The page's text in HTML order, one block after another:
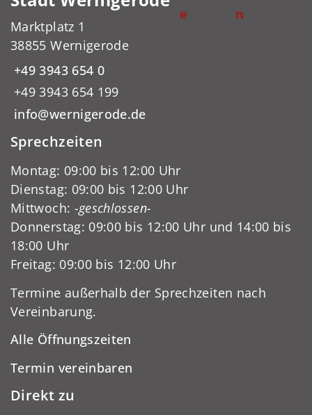
e
n
Marktplatz 1
38855 Wernigerode
+49 3943 654 0
+49 3943 654 199
info@wernigerode.de
Sprechzeiten
Montag: 09:00 bis 12:00 Uhr
Dienstag: 09:00 bis 12:00 Uhr
Mittwoch: -geschlossen-
Donnerstag: 09:00 bis 12:00 Uhr und 14:00 bis
18:00 Uhr
Freitag: 09:00 bis 12:00 Uhr
Termine außerhalb der Sprechzeiten nach
Vereinbarung.
Alle Öffnungszeiten
Termin vereinbaren
Direkt zu